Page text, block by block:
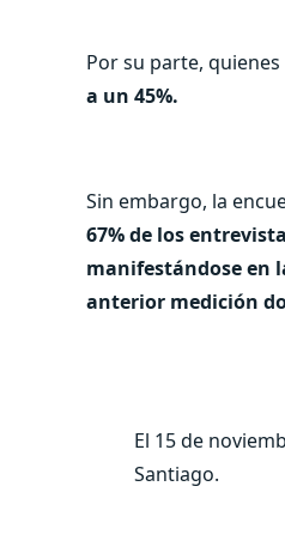
Por su parte,
a un 45%.
Sin embargo, la
67% de los
manifestándose en
anterior medición
El 15 de
Santiago.